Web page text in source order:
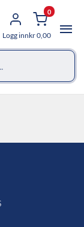
Logg inn
0
kr0,00